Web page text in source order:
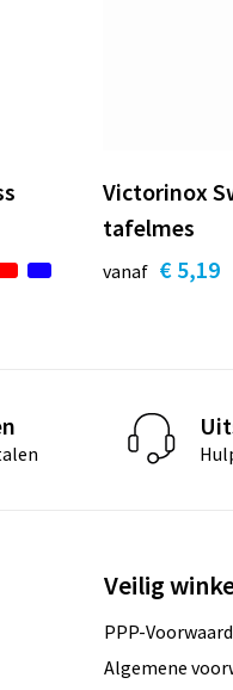
Victorinox
tafelmes
vanaf € 5,19
Veilig
PPP-
Algemene